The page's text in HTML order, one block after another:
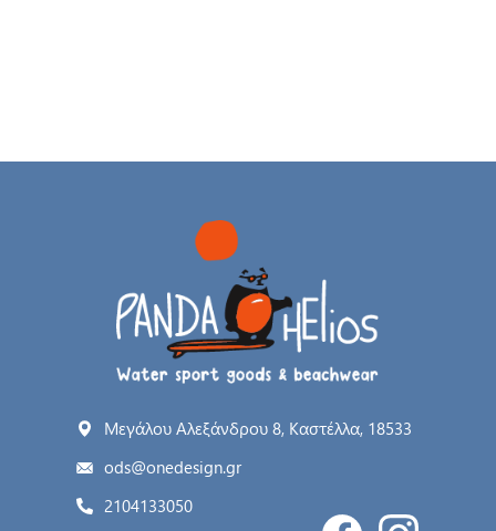
Μεγάλου Αλεξάνδρου 8, Καστέλλα, 18533
ods@onedesign.gr
2104133050